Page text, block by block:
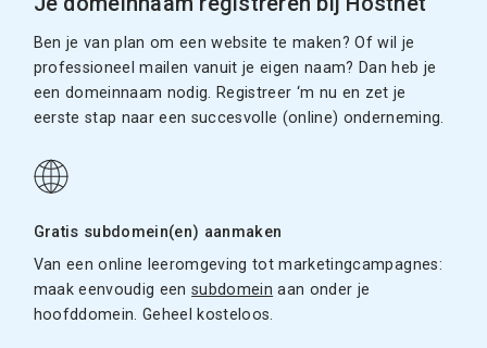
Ben je van plan om een website te maken? Of wil je
professioneel mailen vanuit je eigen naam? Dan heb je
een domeinnaam nodig. Registreer ‘m nu en zet je
eerste stap naar een succesvolle (online) onderneming.
Gratis subdomein(en) aanmaken
Van een online leeromgeving tot marketingcampagnes:
maak eenvoudig eensubdomein aan onder je
hoofddomein. Geheel kosteloos.